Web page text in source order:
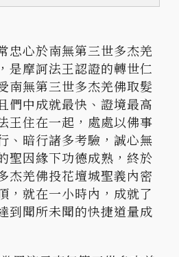
忠心於南無第三世多杰羌
是摩訶法王認證的轉世仁
南無第三世多杰羌佛取髮
們中成就最快、證境最高
王住在一起，處處以佛事
、暗行諸多考驗，誠心無
聖因緣下功德成熟，終於
杰羌佛投花壇城聖義內密
，就在一小時內，成就了
到聞所未聞的快捷道量成